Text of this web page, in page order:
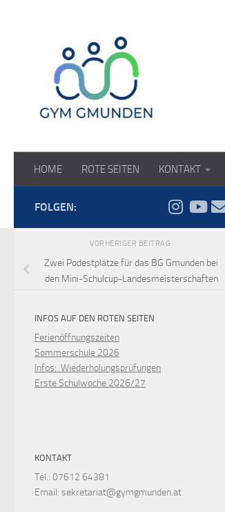
HOME ROTE SEITEN KONTAKT
FOLGEN:
VORHERIGER BEITRAG
Zwei Podestplätze für das BG Gmunden bei
den Mini-Schulcup-Landesmeisterschaften
INFOS AUF DEN ROTEN SEITEN
Ferienöffnungszeiten
Sommerschule 2026
Infos: Wiederholungsprüfungen
Erste Schulwoche 2026/27
KONTAKT
Tel.: 07612 64381
Email: sekretariat@gymgmunden.at